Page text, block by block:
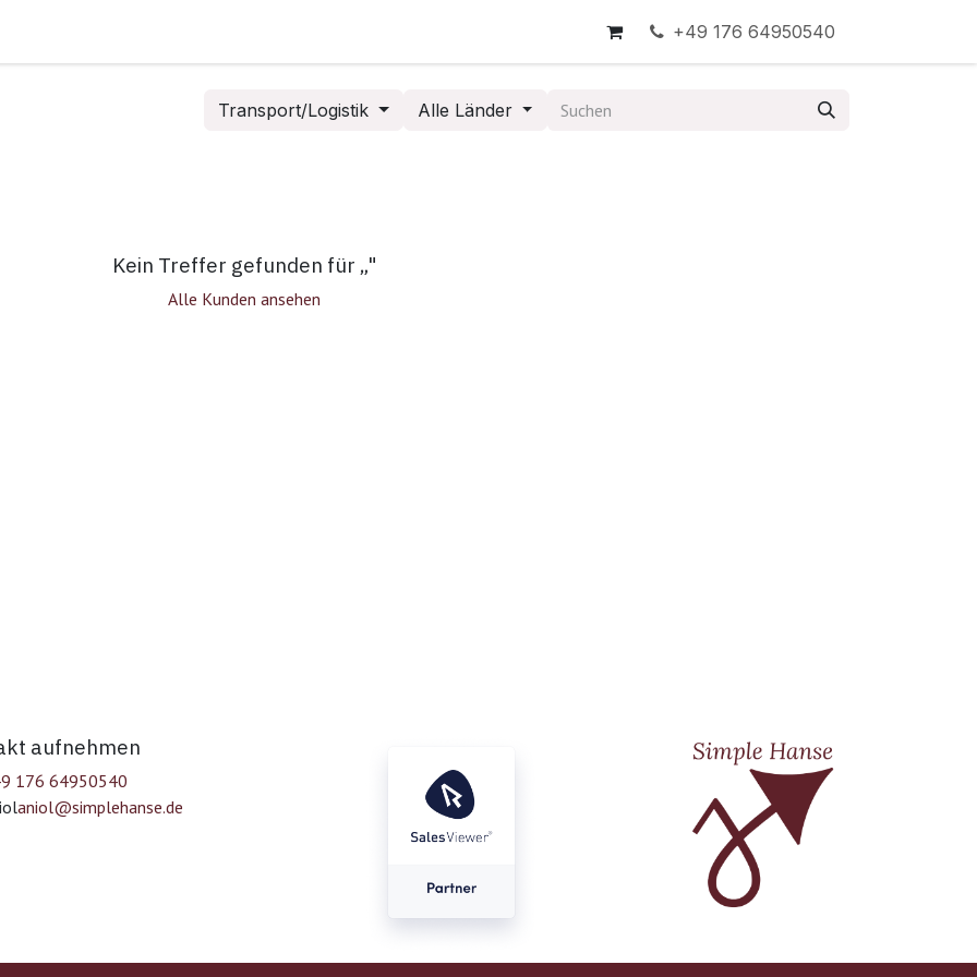
+49 176 64950540
Transport/Logistik Alle Länder
Kein Treffer gefunden für „"
Alle Kunden ansehen
aufnehmen
176 64950540
aniol@simplehanse.de